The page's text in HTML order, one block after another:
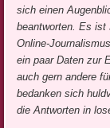
sich einen
beantworten. Es
Online-
ein paar Daten zur
auch gern andere
bedanken sich
die Antworten in